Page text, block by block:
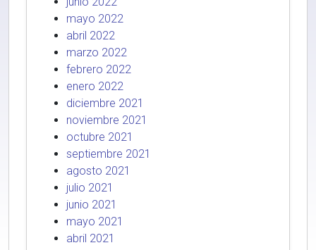
mayo 2022
abril 2022
marzo 2022
febrero 2022
enero 2022
diciembre 2021
noviembre 2021
octubre 2021
septiembre 2021
agosto 2021
julio 2021
junio 2021
mayo 2021
abril 2021